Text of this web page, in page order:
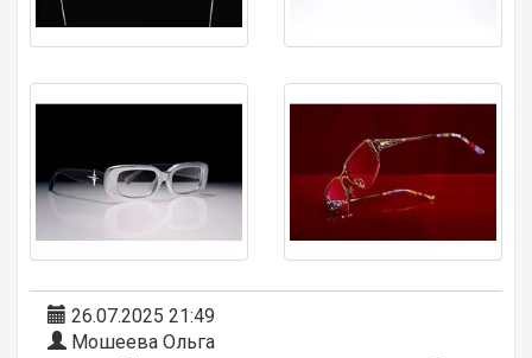
26.07.2025 21:49
Мошеева Ольга